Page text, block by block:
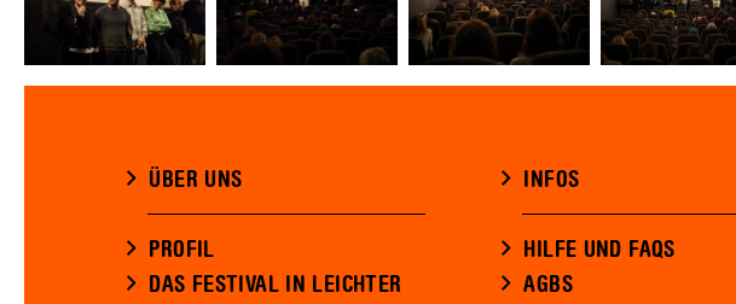
ÜBER UNS
PROFIL
DAS FESTIVAL IN LEICHTER
INFOS
HILFE UND FAQS
AGBS